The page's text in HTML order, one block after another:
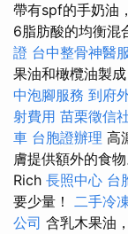
帶有spf的手奶油
6脂肪酸的均衡混
證 台中整骨神醫
果油和橄欖油製
中泡腳服務 到府
射費用 苗栗徵信
車 台胞證辦理 高
膚提供額外的食
Rich 長照中心 台
要少量！ 二手冷
公司 含乳木果油